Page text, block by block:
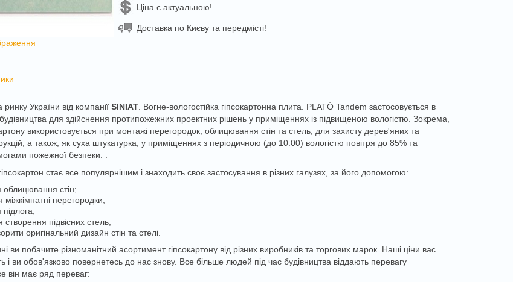
Ціна є актуальною!
Доставка по Києву та передмісті!
України від компаніїSINIAT . Вогне-вологостійка гіпсокартонна плита. PLATÓ Tandem застосовується в
для здійснення протипожежних проектних рішень у приміщеннях із підвищеною вологістю. Зокрема,
використовується при монтажі перегородок, облицювання стін та стель, для захисту дерев'яних та
а також, як суха штукатурка, у приміщеннях з періодичною (до 10:00) вологістю повітря до 85% та
пожежної безпеки. .
стає все популярнішим і знаходить своє застосування в різних галузях, за його допомогою:
облицювання стін;
перегородки;
підлога;
створення підвісних стель;
оригінальний дизайн стін та стелі.
ви побачите різноманітний асортимент гіпсокартону від різних виробників та торгових марок. Наші ціни вас
і ви обов'язково повернетесь до нас знову. Все більше людей під час будівництва віддають перевагу
він має ряд переваг: